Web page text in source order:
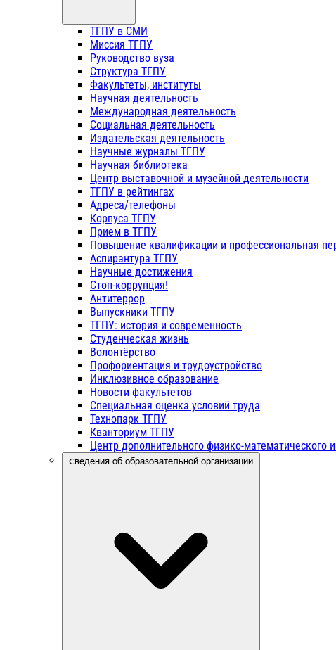
ТГПУ в СМИ
Миссия ТГПУ
Руководство вуза
Структура ТГПУ
Факультеты, институты
Научная деятельность
Международная деятельность
Социальная деятельность
Издательская деятельность
Научные журналы ТГПУ
Научная библиотека
Центр выставочной и музейной деятельности
ТГПУ в рейтингах
Адреса/телефоны
Корпуса ТГПУ
Прием в ТГПУ
Повышение квалификации и профессиональная
Аспирантура ТГПУ
Научные достижения
Стоп-коррупция!
Антитеррор
Выпускники ТГПУ
ТГПУ: история и современность
Студенческая жизнь
Волонтёрство
Профориентация и трудоустройство
Инклюзивное образование
Новости факультетов
Специальная оценка условий труда
Технопарк ТГПУ
Кванториум ТГПУ
Центр дополнительного физико-математического
Сведения об образовательной организации